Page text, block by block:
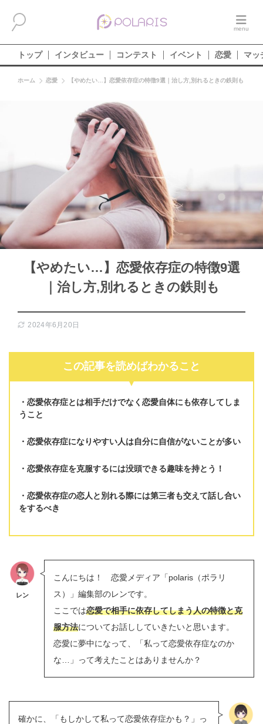
トップ インタビュー コンテスト イベント 恋愛 マッ
ホーム 恋愛 【やめたい…】恋愛依存症の特徴9選｜治し方,別れるときの鉄則も
【やめたい…】恋愛依存症の特徴9選
｜治し方,別れるときの鉄則も
2024年6月20日
この記事を読めばわかること
恋愛依存症とは相手だけでなく恋愛自体にも依存してしま
う こと
恋愛依存症になりやすい人は自分に自信がないことが多い
恋愛依存症を克服するには没頭できる趣味を持とう！
恋愛依存症の恋人と別れる際には第三者も交えて話し合い
をするべき
レン
こんにちは！ 恋愛メディア「polaris（ポラリ
ス）」編集部のレンです。
ここでは恋愛で相手に依存してしまう人の特徴と克
服方法についてお話ししていきたいと思います。
恋愛に夢中になって、「私って恋愛依存症なのか
な…」って考えたことはありませんか？
確かに、「もしかして私って恋愛依存症かも？」っ